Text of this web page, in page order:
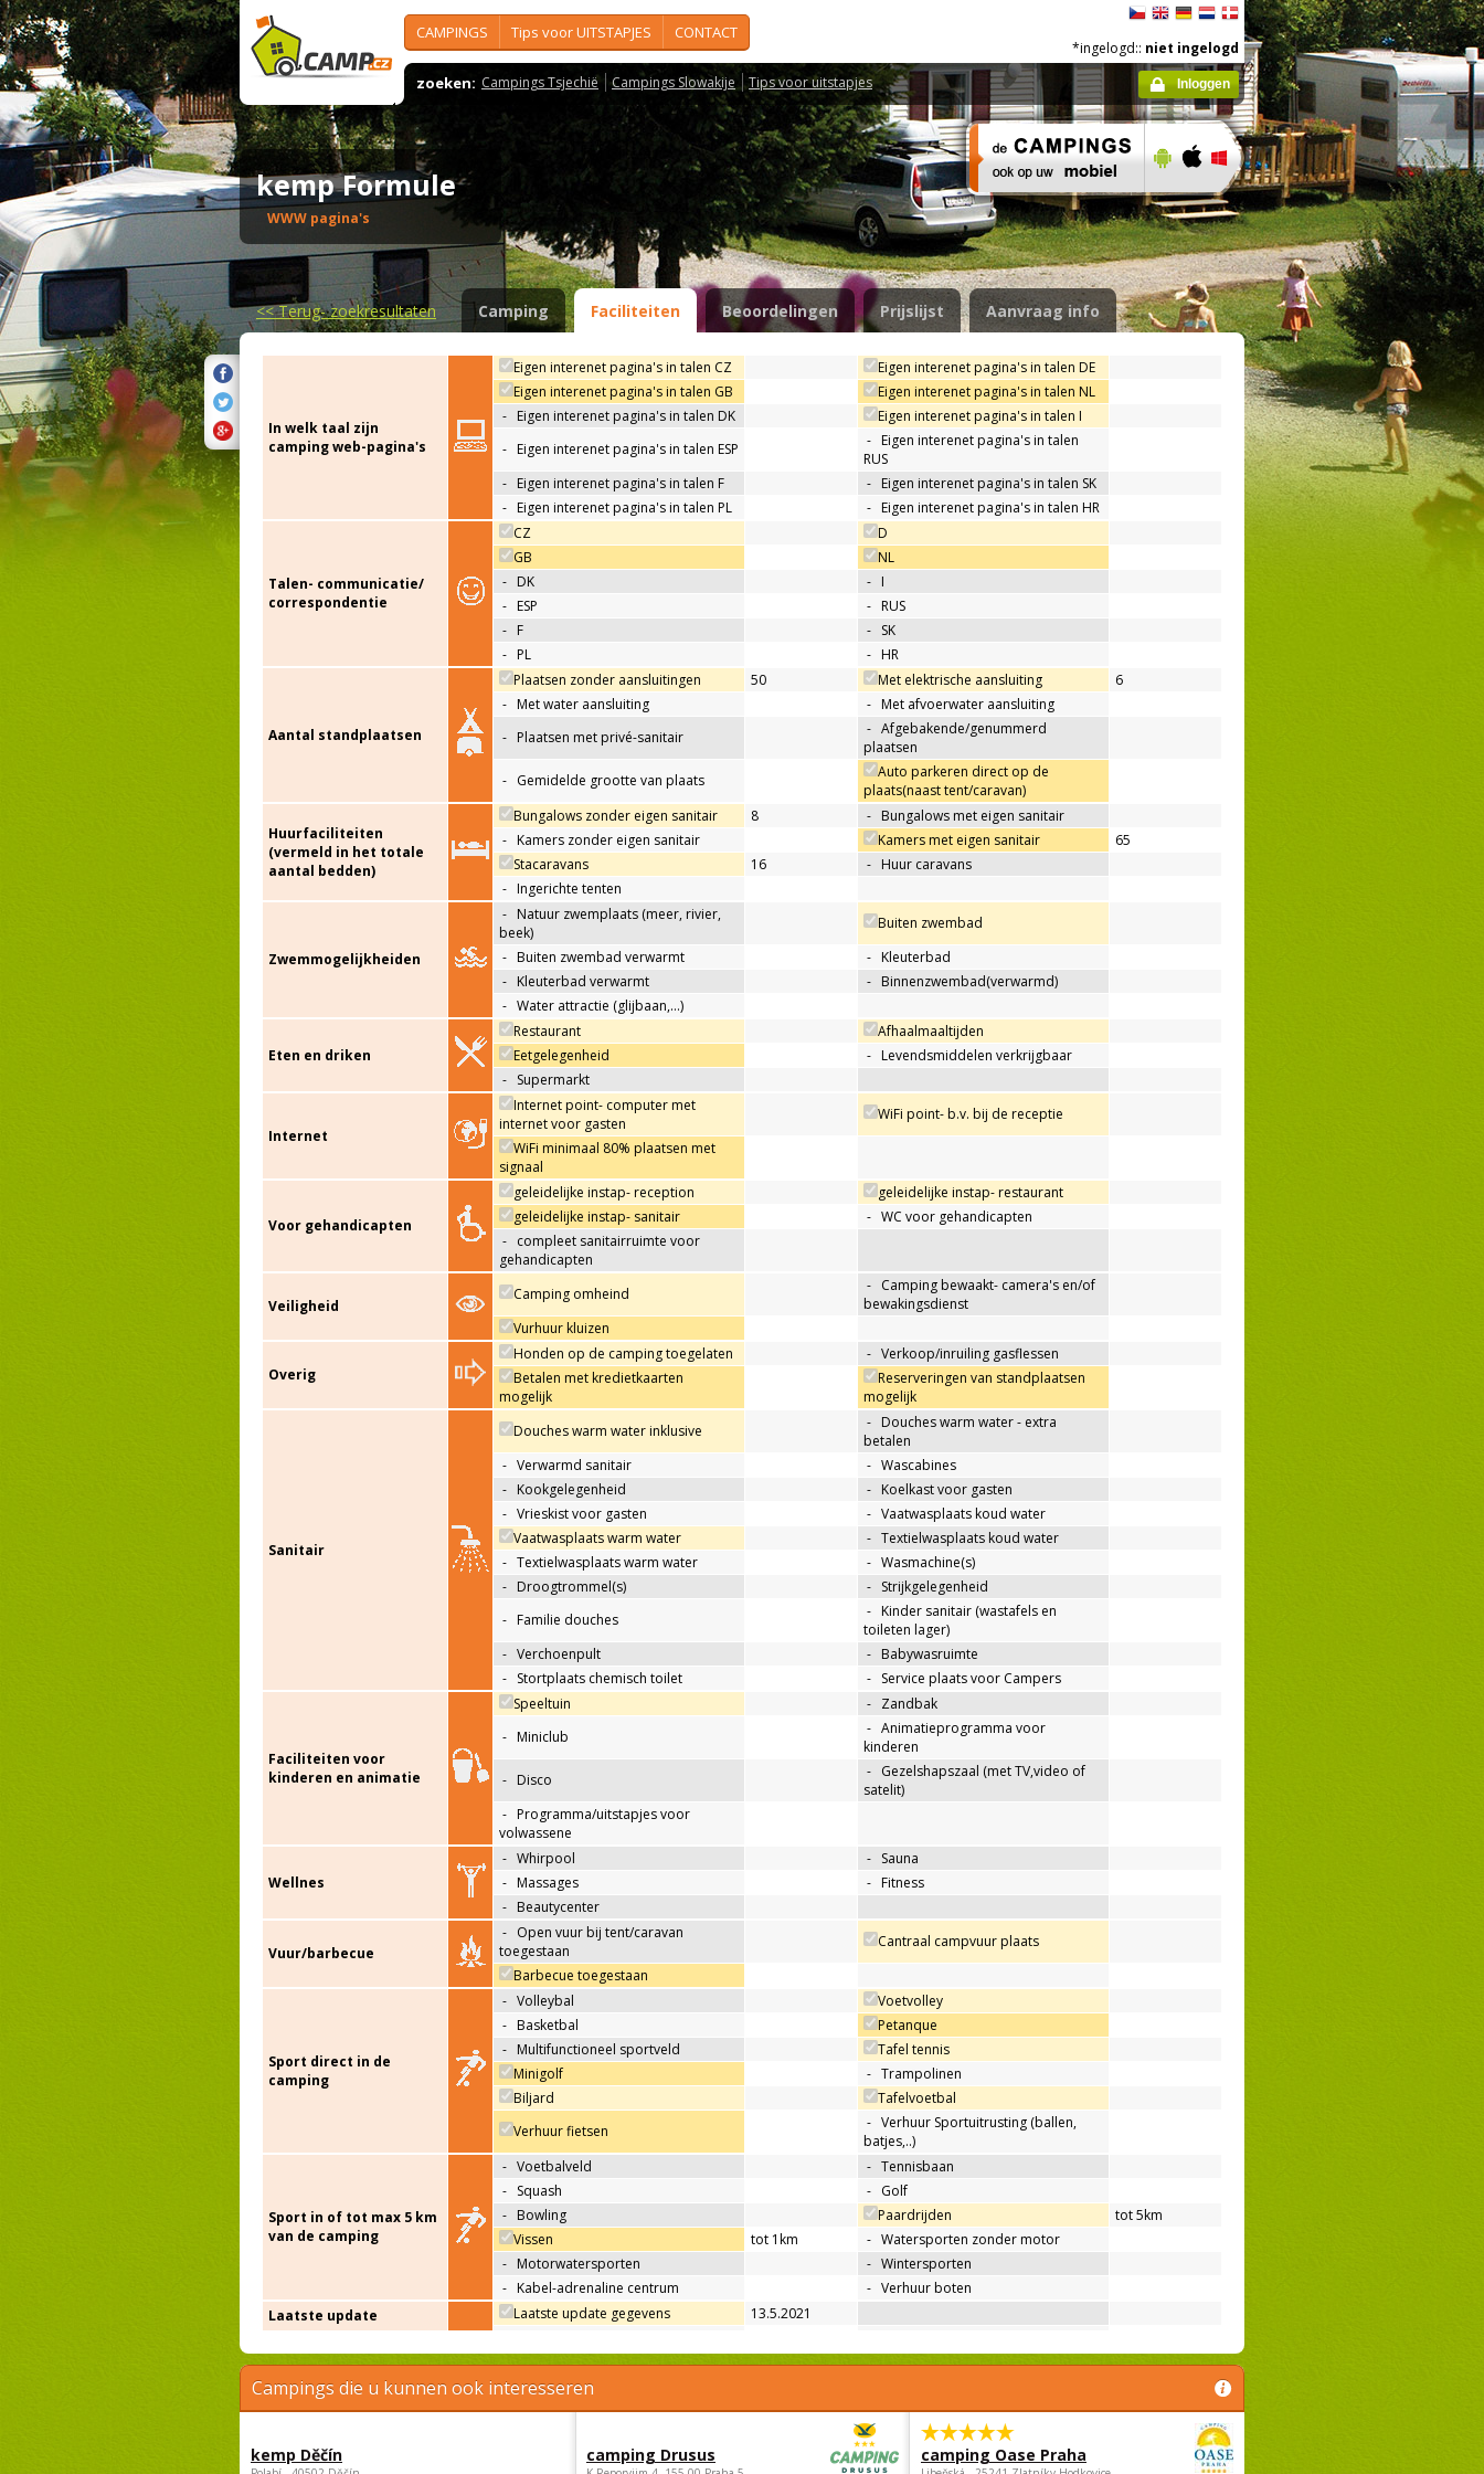
CAMPINGS Tips voor UITSTAPJES CONTACT
zoeken: Campings Tsjechië Campings Slowakije Tips voor uitstapjes
*ingelogd:: niet ingelogd
Inloggen
kemp Formule
WWW pagina's
<<Terug- zoekresultaten Camping Faciliteiten Beoordelingen Prijslijst Aanvraag info
In welk taal zijn
camping web-pagina's
Eigen interenet pagina's in talen CZ
Eigen interenet pagina's in talen DE
Eigen interenet pagina's in talen GB
Eigen interenet pagina's in talen NL
- Eigen interenet pagina's in talen DK
Eigen interenet pagina's in talen I
- Eigen interenet pagina's in talen ESP - Eigen interenet pagina's in talen
RUS
- Eigen interenet pagina's in talen F - Eigen interenet pagina's in talen SK
- Eigen interenet pagina's in talen PL - Eigen interenet pagina's in talen HR
Talen- communicatie/
correspondentie
CZ
D
GB
NL
- DK - I
- ESP - RUS
- F - SK
- PL - HR
Aantal standplaatsen
Plaatsen zonder aansluitingen 50 Met elektrische aansluiting
6
- Met water aansluiting - Met afvoerwater aansluiting
- Plaatsen met privé-sanitair - Afgebakende/genummerd
plaatsen
- Gemidelde grootte van plaats
Auto parkeren direct op de
plaats(naast tent/caravan)
Huurfaciliteiten
(vermeld in het totale
aantal bedden)
Bungalows zonder eigen sanitair 8 - Bungalows met eigen sanitair
- Kamers zonder eigen sanitair Kamers met eigen sanitair
65
Stacaravans
16 - Huur caravans
- Ingerichte tenten
Zwemmogelijkheiden
- Natuur zwemplaats (meer, rivier,
beek)
Buiten zwembad
- Buiten zwembad verwarmt - Kleuterbad
- Kleuterbad verwarmt - Binnenzwembad(verwarmd)
- Water attractie (glijbaan,…)
Eten en driken
Restaurant
Afhaalmaaltijden
Eetgelegenheid
- Levendsmiddelen verkrijgbaar
- Supermarkt
Internet
Internet point- computer met
internet voor gasten
WiFi point- b.v. bij de receptie
WiFi minimaal 80% plaatsen met
signaal
Voor gehandicapten
geleidelijke instap- reception
geleidelijke instap- restaurant
geleidelijke instap- sanitair
- WC voor gehandicapten
- compleet sanitairruimte voor
gehandicapten
Veiligheid
Camping omheind - Camping bewaakt- camera's en/of
bewakingsdienst
Vurhuur kluizen
Overig
Honden op de camping toegelaten - Verkoop/inruiling gasflessen
Betalen met kredietkaarten
mogelijk
Reserveringen van standplaatsen
mogelijk
Sanitair
Douches warm water inklusive - Douches warm water - extra
betalen
- Verwarmd sanitair - Wascabines
- Kookgelegenheid - Koelkast voor gasten
- Vrieskist voor gasten - Vaatwasplaats koud water
Vaatwasplaats warm water
- Textielwasplaats koud water
- Textielwasplaats warm water - Wasmachine(s)
- Droogtrommel(s) - Strijkgelegenheid
- Familie douches - Kinder sanitair (wastafels en
toileten lager)
- Verchoenpult - Babywasruimte
- Stortplaats chemisch toilet - Service plaats voor Campers
Faciliteiten voor
kinderen en animatie
Speeltuin - Zandbak
- Miniclub - Animatieprogramma voor
kinderen
- Disco - Gezelshapszaal (met TV,video of
satelit)
- Programma/uitstapjes voor
volwassene
Wellnes
- Whirpool - Sauna
- Massages - Fitness
- Beautycenter
Vuur/barbecue
- Open vuur bij tent/caravan
toegestaan
Cantraal campvuur plaats
Barbecue toegestaan
Sport direct in de
camping
- Volleybal
Voetvolley
- Basketbal
Petanque
- Multifunctioneel sportveld
Tafel tennis
Minigolf
- Trampolinen
Biljard
Tafelvoetbal
Verhuur fietsen
- Verhuur Sportuitrusting (ballen,
batjes,..)
Sport in of tot max 5 km
van de camping
- Voetbalveld - Tennisbaan
- Squash - Golf
- Bowling Paardrijden
tot 5km
Vissen
tot 1km - Watersporten zonder motor
- Motorwatersporten - Wintersporten
- Kabel-adrenaline centrum - Verhuur boten
Laatste update
Laatste update gegevens 13.5.2021
Campings die u kunnen ook interesseren
kemp Děčín camping Drusus camping Oase Praha